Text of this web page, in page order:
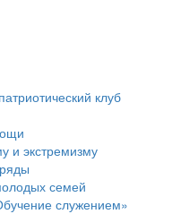
клуб
и экстремизму
семей
служением»